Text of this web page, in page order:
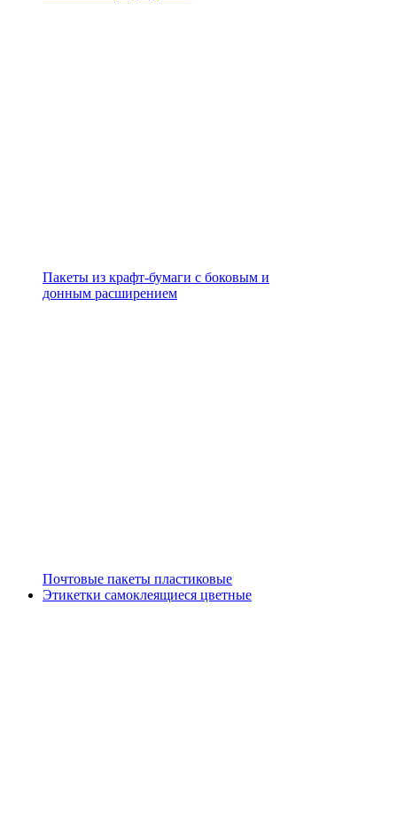
Пакеты из крафт-бумаги с боковым и
донным расширением
Почтовые пакеты пластиковые
Этикетки самоклеящиеся цветные